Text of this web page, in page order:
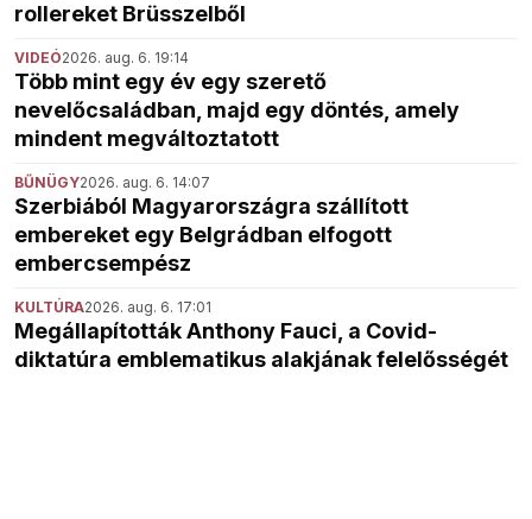
rollereket Brüsszelből
VIDEÓ2026. aug. 6. 19:14
Több mint egy év egy szerető
nevelőcsaládban, majd egy döntés, amely
mindent megváltoztatott
BŰNÜGY2026. aug. 6. 14:07
Szerbiából Magyarországra szállított
embereket egy Belgrádban elfogott
embercsempész
KULTÚRA2026. aug. 6. 17:01
Megállapították Anthony Fauci, a Covid-
diktatúra emblematikus alakjának felelősségét